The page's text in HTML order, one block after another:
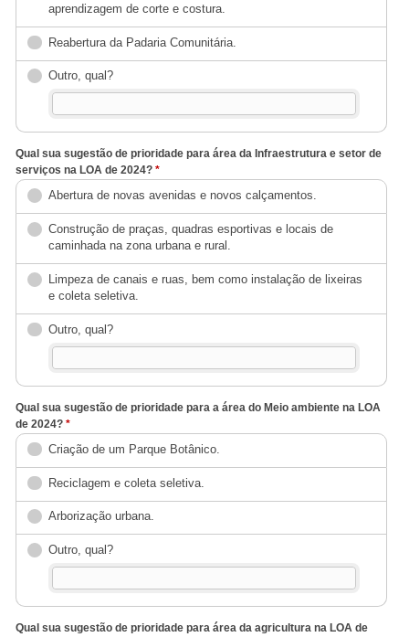
aprendizagem de corte e costura.
Reabertura da Padaria Comunitária.
Outro, qual?
Qual sua sugestão de prioridade para área da Infraestrutura e setor de
serviços na LOA de 2024? *
Abertura de novas avenidas e novos calçamentos.
Construção de praças, quadras esportivas e locais de
caminhada na zona urbana e rural.
Limpeza de canais e ruas, bem como instalação de lixeiras
e coleta seletiva.
Outro, qual?
Qual sua sugestão de prioridade para a área do Meio ambiente na LOA
de 2024? *
Criação de um Parque Botânico.
Reciclagem e coleta seletiva.
Arborização urbana.
Outro, qual?
Qual sua sugestão de prioridade para área da agricultura na LOA de